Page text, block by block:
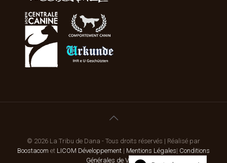
© 2026 La Tribu de Dana - Tous droits réservés | Réalisé par
Boostacom et LICOM Développement | Mentions Légales| Conditions
Générales de Vente